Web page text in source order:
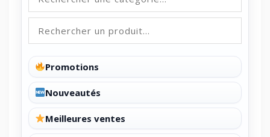
Promotions
Nouveautés
Meilleures ventes